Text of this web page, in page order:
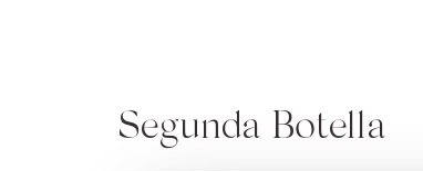
Segunda Botella